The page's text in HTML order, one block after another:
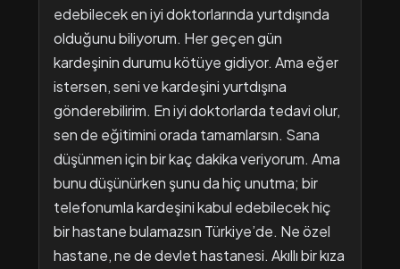
edebilecek en iyi doktorlarında yurtdışında
olduğunu biliyorum. Her geçen gün
kardeşinin durumu kötüye gidiyor. Ama eğer
istersen, seni ve kardeşini yurtdışına
gönderebilirim. En iyi doktorlarda tedavi olur,
sen de eğitimini orada tamamlarsın. Sana
düşünmen için bir kaç dakika veriyorum. Ama
bunu düşünürken şunu da hiç unutma; bir
telefonumla kardeşini kabul edebilecek hiç
bir hastane bulamazsın Türkiye’de. Ne özel
hastane, ne de devlet hastanesi. Akıllı bir kıza